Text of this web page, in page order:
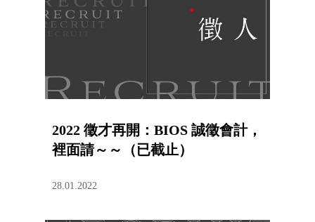
2022 徵才再開：BIOS 誠徵會計，
裡面請～～（已截止）
28.01.2022